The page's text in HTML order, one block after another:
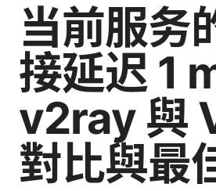
当前服务
接延迟 1
v2ray 與
對比與最